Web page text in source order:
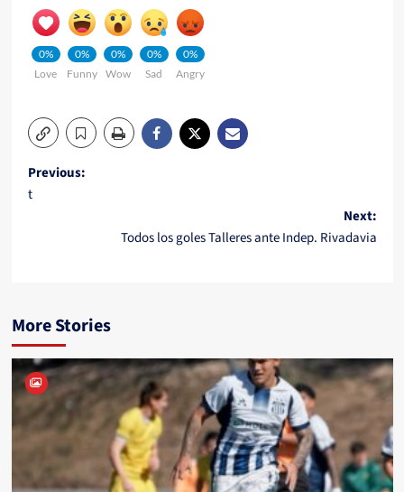
0%
Love
0%
Funny
0%
Wow
0%
Sad
0%
Angry
Post
Previous:
t
Next:
Todos los goles Talleres ante Indep. Rivadavia
More Stories